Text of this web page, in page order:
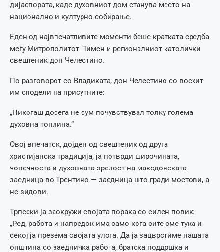
дијаспората, каде духовниот дом станува место на
национално и културно собирање.
Еден од највпечатливите моменти беше кратката средба
меѓу Митрополитот Пимен и регионалниот католички
свештеник дон Челестино.
По разговорот со Владиката, дон Челестино со восхит
им сподели на присутните:
„Никогаш досега не сум почувствувал толку голема
духовна топлина.“
Овој впечаток, дојден од свештеник од друга
христијанска традиција, ја потврди широчината,
човечноста и духовната зрелост на македонската
заедница во Трентино — заедница што гради мостови, а
не ѕидови.
Трпески ја заокружи својата порака со силен повик:
„Ред, работа и напредок има само кога сите сме тука и
секој ја презема својата улога. Да ја зацврстиме нашата
општина со заедничка работа, братска поддршка и